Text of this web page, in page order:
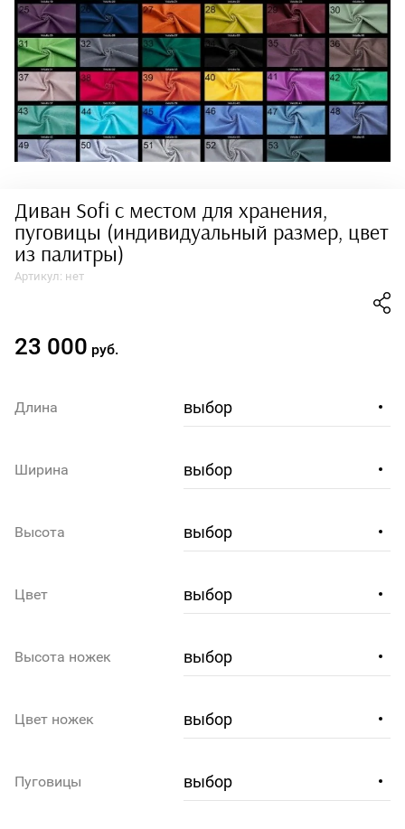
Диван Sofi с местом для хранения,
пуговицы (индивидуальный размер, цвет
из палитры)
Артикул: нет
23 000 руб.
Длина
Ширина
Высота
Цвет
Высота ножек
Цвет ножек
Пуговицы